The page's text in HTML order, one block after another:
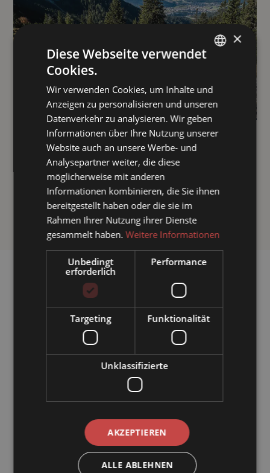
I nostri consigli:
Offerta vacanza “up & down – freschezza estiva”:
6 pernottamenticone-mountain bike per 2 giorni
inclusa emolti altri vantaggi.
VAI ALL’OFFERTA
SCOPRI DI PIÙ SULLA REGIONE DI SEEFELD
Le tue vacanze estive
Anche lontano dai sentieri escursionistici, dai campi
da golf e dalle piste ciclabili, Seefeld offre numerose
opportunità per trascorrere un’estate variegata e
piacevole. Basta uscire dalla porta dell’
per entrare in un mondo ricco di esperienze
speciali per famiglie, amanti della cultura e del gusto:
Una sera alCasino Seefeld
Casino Seefeld
è il luogo perfetto per concludere la
tua serata in bellezza, a pochi minuti a piedi dall’Alte
Schmiede.
ENGLISH
×
Diese Webseite verwendet
Cookies.
Wir verwenden Cookies, um Inhalte und
Anzeigen zu personalisieren und unseren
Datenverkehr zu analysieren. Wir geben
Informationen über Ihre Nutzung unserer
Website auch an unsere Werbe- und
Analysepartner weiter, die diese
möglicherweise mit anderen
Informationen kombinieren, die Sie ihnen
bereitgestellt haben oder die sie im
Rahmen Ihrer Nutzung ihrer Dienste
gesammelt haben. Weitere Informationen
Unbedingt
erforderlich
Performance
Targeting Funktionalität
Unklassifizierte
AKZEPTIEREN
ALLE ABLEHNEN